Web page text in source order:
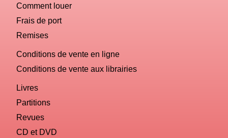
Comment louer
Frais de port
Remises
Conditions de vente en ligne
Conditions de vente aux librairies
Livres
Partitions
Revues
CD et DVD